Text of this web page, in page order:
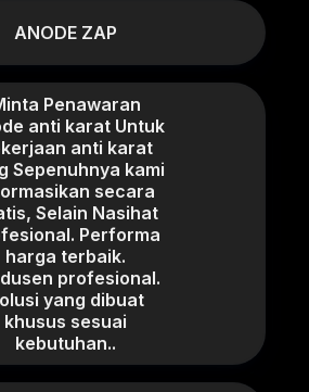
ANODE ZAP
Penawaran
anti karat Untuk
anti karat
Sepenuhnya kami
secara
Selain Nasihat
Performa
harga terbaik.
profesional.
yang dibuat
khusus sesuai
kebutuhan..